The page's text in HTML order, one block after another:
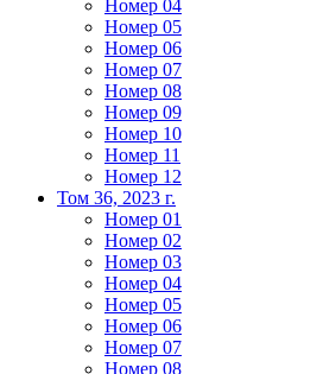
Номер 04
Номер 05
Номер 06
Номер 07
Номер 08
Номер 09
Номер 10
Номер 11
Номер 12
Том 36, 2023 г.
Номер 01
Номер 02
Номер 03
Номер 04
Номер 05
Номер 06
Номер 07
Номер 08